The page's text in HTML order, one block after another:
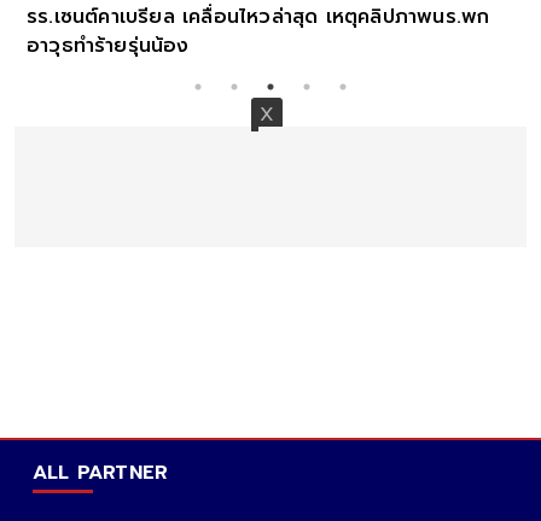
รร.เซนต์คาเบรียล เคลื่อนไหวล่าสุด เหตุคลิปภาพนร.พก
อาวุธทำร้ายรุ่นน้อง
ALL PARTNER